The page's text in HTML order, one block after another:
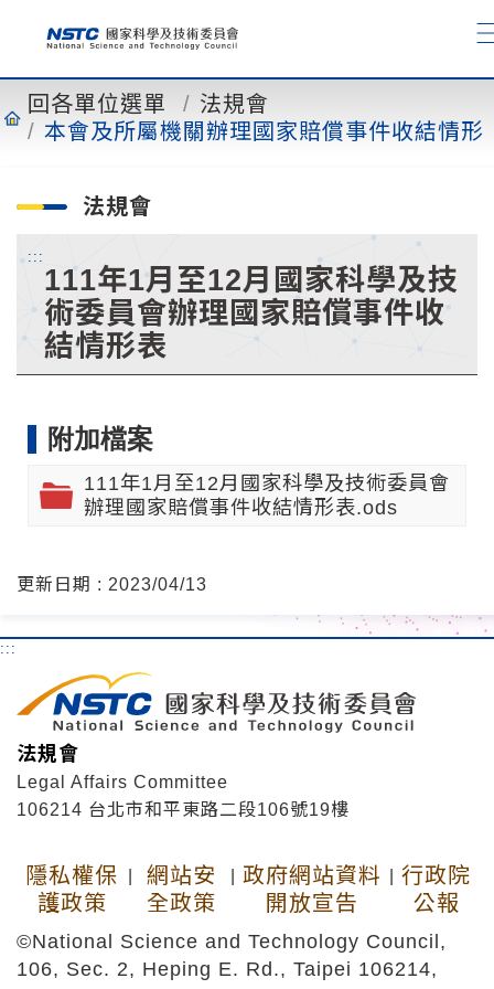
容 回各單位選單
法規會
本會及所屬機關辦理國家賠償事件收結情形
法規會
:::
111年1月至12月國家科學及技
術委員會辦理國家賠償事件收
結情形表
附加檔案
111年1月至12月國家科學及技術委員會
辦理國家賠償事件收結情形表.ods
更新日期 : 2023/04/13
:::
法規會
Legal Affairs Committee
106214 台北市和平東路二段106號19樓
隱私權保
護政策
網站安
全政策
政府網站資料
開放宣告
行政院
公報
©National Science and Technology Council,
106, Sec. 2, Heping E. Rd., Taipei 106214,